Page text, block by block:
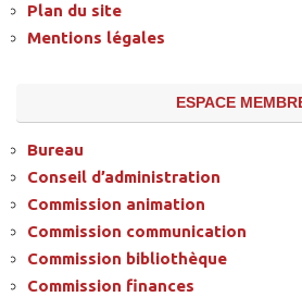
Plan du site
Mentions légales
ESPACE
Bureau
Conseil d’administration
Commission animation
Commission communication
Commission bibliothèque
Commission finances